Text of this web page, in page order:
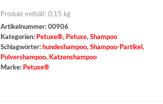
für
alle
Rassen
Menge
Produkt enthält: 0,15 kg
Artikelnummer: 00906
Kategorien: Petuxe®, Petuxe, Shampoo
Schlagwörter: hundeshampoo, Shampoo-Partikel ,
Pulvershampoo, Katzenshampoo
Marke: Petuxe®